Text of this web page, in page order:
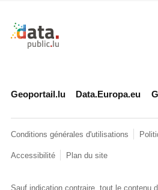
Retour à l'accueil de
Geoportail.lu Data.Europa.eu
Conditions générales d'utilisations
Accessibilité Plan du site
Sauf indication contraire, tout le contenu